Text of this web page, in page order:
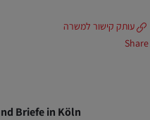
עותק קישור למשרה
Share
Briefe in Köln